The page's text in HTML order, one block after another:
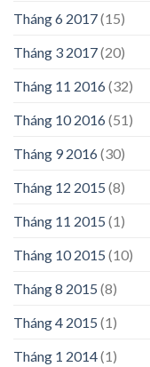
Tháng 6 2017(15)
Tháng 3 2017(20)
Tháng 11 2016(32)
Tháng 10 2016(51)
Tháng 9 2016(30)
Tháng 12 2015 (8)
Tháng 11 2015 (1)
Tháng 10 2015 (10)
Tháng 8 2015 (8)
Tháng 4 2015 (1)
Tháng 1 2014(1)